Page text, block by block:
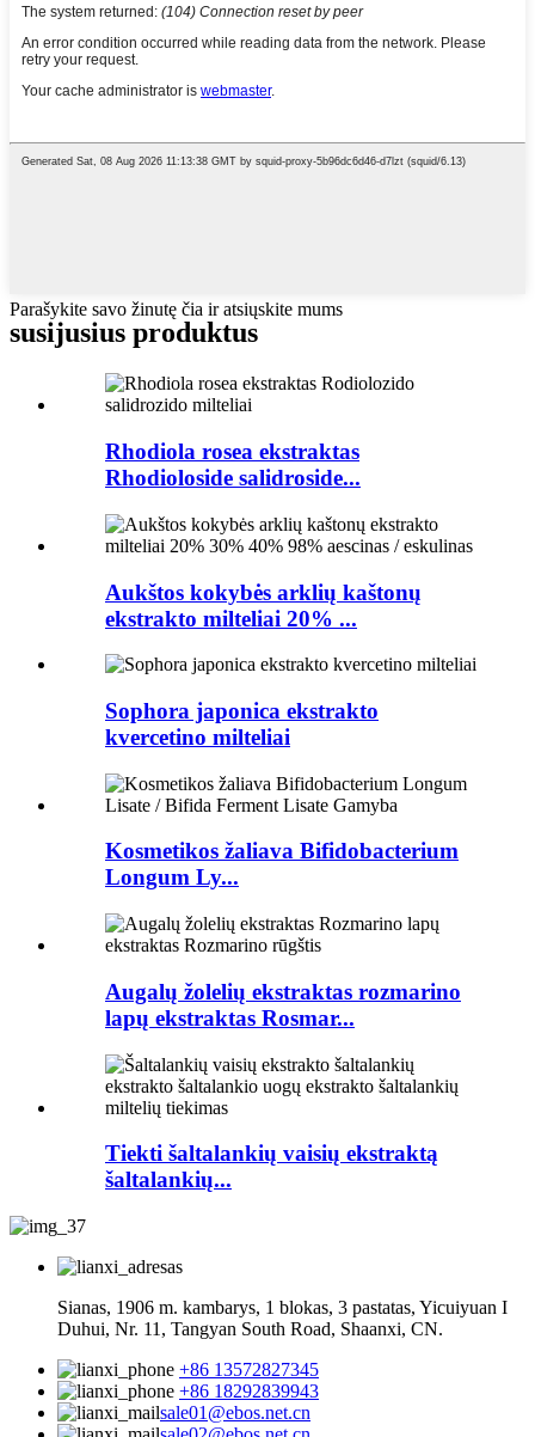
Parašykite savo žinutę čia ir atsiųskite mums
susijusius produktus
Rhodiola rosea ekstraktas
Rhodioloside salidroside...
Aukštos kokybės arklių kaštonų
ekstrakto milteliai 20% ...
Sophora japonica ekstrakto
kvercetino milteliai
Kosmetikos žaliava Bifidobacterium
Longum Ly...
Augalų žolelių ekstraktas rozmarino
lapų ekstraktas Rosmar...
Tiekti šaltalankių vaisių ekstraktą
šaltalankių...
Sianas, 1906 m. kambarys, 1 blokas, 3 pastatas, Yicuiyuan I
Duhui, Nr. 11, Tangyan South Road, Shaanxi, CN.
+86 13572827345
+86 18292839943
sale01@ebos.net.cn